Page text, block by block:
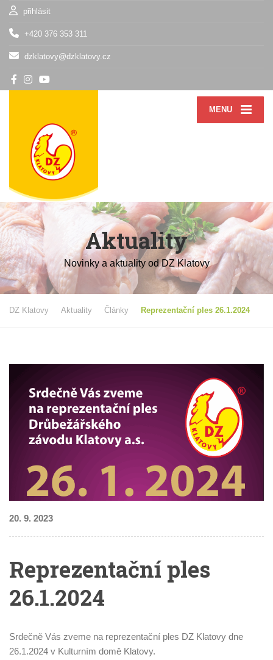
přihlásit
+420 376 353 311
dzklatovy@dzklatovy.cz
MENU
Aktuality
Novinky a aktuality od DZ Klatovy
DZ Klatovy Aktuality Články Reprezentační ples 26.1.2024
20. 9. 2023
Reprezentační ples
26.1.2024
Srdečně Vás zveme na reprezentační ples DZ Klatovy dne
26.1.2024 v Kulturním domě Klatovy.